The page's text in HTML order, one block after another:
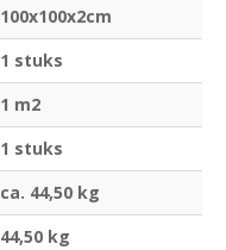
100x100x2cm
1 stuks
1 m2
1 stuks
ca. 44,50 kg
44,50 kg